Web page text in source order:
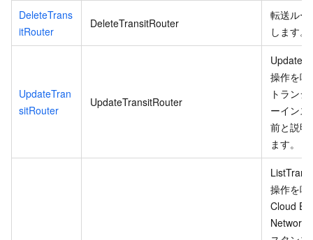
DeleteTrans
itRouter
DeleteTransitRouter
転送ルー
します。
UpdateTran
sitRouter
UpdateTransitRouter
操作を呼
トラン
ーインス
前と説明
ます。
操作を呼
Cloud
Network